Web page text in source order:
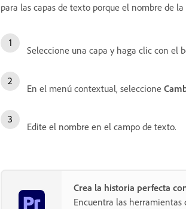
para las capas de texto porque el nombre de
Seleccione una capa y haga clic con el
En el menú contextual, seleccione
Edite el nombre en el campo de texto.
Crea la historia perfecta
Encuentra las